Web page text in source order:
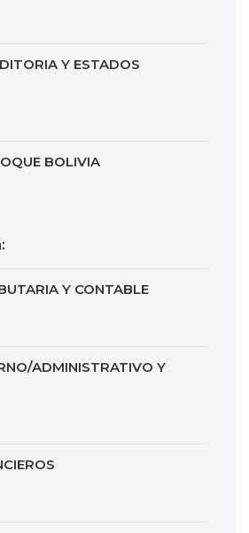
Y ESTADOS
BOLIVIA
Y CONTABLE
ADMINISTRATIVO Y